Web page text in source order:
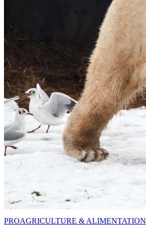
PROAGRICULTURE & ALIMENTATION